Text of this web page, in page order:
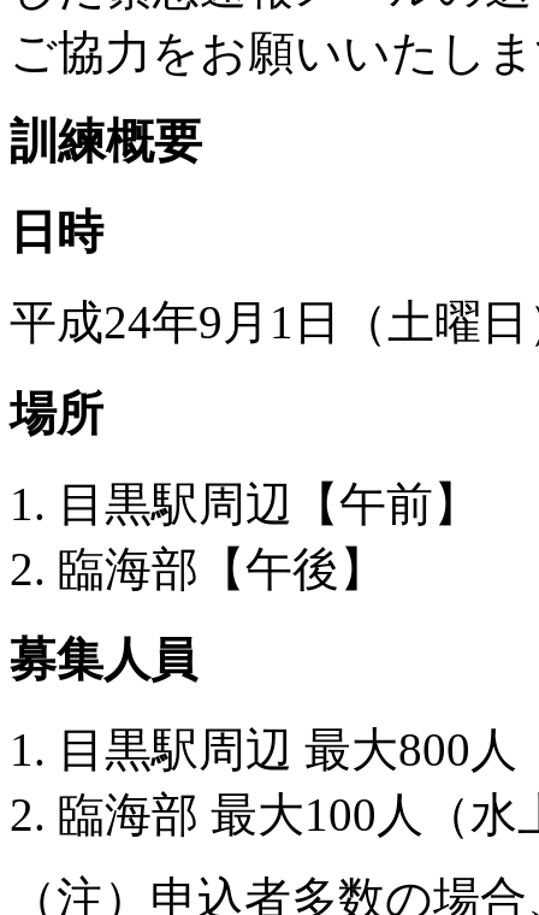
ご協力をお願いいたし
訓練概要
日時
平成24年9月1日（土曜
場所
目黒駅周辺【午前】
臨海部【午後】
募集人員
目黒駅周辺 最大800人
臨海部 最大100人（
（注）申込者多数の場